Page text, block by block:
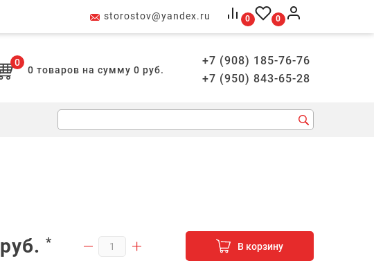
storostov@yandex.ru 0 0
0
0 товаров на сумму 0 руб.
+7 (908) 185-76-76
+7 (950) 843-65-28
руб. * В корзину